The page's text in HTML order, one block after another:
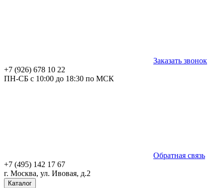
Заказать звонок
+7 (926) 678 10 22
ПН-СБ с 10:00 до 18:30 по МСК
Обратная связь
+7 (495) 142 17 67
г. Москва, ул. Ивовая, д.2
Каталог